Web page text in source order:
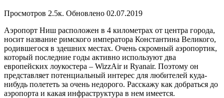
Просмотров 2.5к. Обновлено 02.07.2019
Аэропорт Ниш расположен в 4 километрах от центра города,
носит название римского императора Константина Великого,
родившегося в здешних местах. Очень скромный аэропортик,
который последние годы активно используют два
европейских лоукостера – WizzAir и Ryanair. Поэтому он
представляет потенциальный интерес для любителей куда-
нибудь полететь за очень недорого. Расскажу как добраться до
аэропорта и какая инфраструктура в нем имеется.